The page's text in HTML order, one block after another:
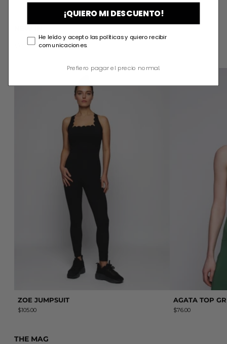
Ver todo
ZOE JUMPSUIT
ZOE JUMPSUIT
$105.00
AGATA TOP
$76.00
THE MAG
¡QUIERO MI DESCUENTO!
He leído y acepto las políticas y quiero recibir
comunicaciones.
Prefiero pagar el precio normal.